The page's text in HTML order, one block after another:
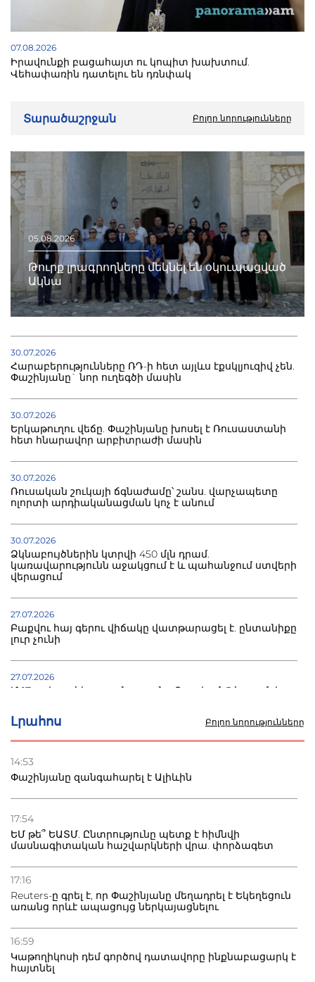
Լրահոս Բոլոր նորությունները
14:53
Փաշինյանը զանգահարել է Ալիևին
17:54
ԵՄ թե՞ ԵԱՏՄ. Ընտրությունը պետք է հիմնվի
մասնագիտական հաշվարկների վրա. փորձագետ
17:16
Reuters-ը գրել է, որ Փաշինյանը մեղադրել է Եկեղեցուն
առանց որևէ ապացույց ներկայացնելու
16:59
Կաթողիկոսի դեմ գործով դատավորը ինքնաբացարկ է
հայտնել
07.08.2026
Իրավունքի բացահայտ ու կոպիտ խախտում.
Վեհափառին դատելու են դռնփակ
Տարածաշրջան Բոլոր նորությունները
05.08.2026
Թուրք լրագրողները մեկնել են օկուպացված
Ակնա
30.07.2026
Հարաբերությունները ՌԴ-ի հետ այլևս էքսկլյուզիվ չեն.
Փաշինյանը` նոր ուղեգծի մասին
30.07.2026
Երկաթուղու վեճը. Փաշինյանը խոսել է Ռուսաստանի
հետ հնարավոր արբիտրաժի մասին
30.07.2026
Ռուսական շուկայի ճգնաժամը՝ շանս. վարչապետը
ոլորտի արդիականացման կոչ է անում
30.07.2026
Ձկնաբույծներին կտրվի 450 մլն դրամ.
կառավարությունն աջակցում է և պահանջում ստվերի
վերացում
27.07.2026
Բաքվու հայ գերու վիճակը վատթարացել է. ընտանիքը
լուր չունի
27.07.2026
Մ-17 աշխարհի առաջնությունը Բաքվում. 5 հայ ըմբիշ
22.07.2026
տուժածներ կան
21.07.2026
Դատվածություն ունեցող միգրանտներին կարգելվի
բնակվել Ռուսաստանում
20.07.2026
Բաքվի բանտից գեներալ Մանուկյանը դիմել է
Փաշինյանին